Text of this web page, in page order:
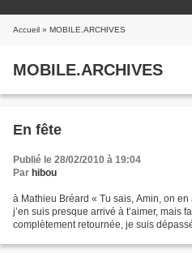
Accueil » MOBILE.ARCHIVES
MOBILE.ARCHIVES
En fête
Publié le 28/02/2010 à 19:04
Par hibou
à Mathieu Bréard « Tu sais, Amin, on
j’en suis presque arrivé à t’aimer, mais
complètement retournée, je suis